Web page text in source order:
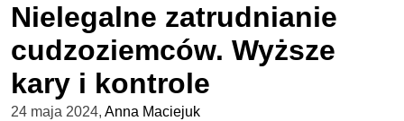
Nielegalne zatrudnianie
cudzoziemców. Wyższe
kary i kontrole
24 maja 2024, Anna Maciejuk